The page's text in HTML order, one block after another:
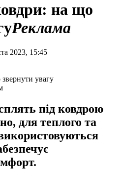
на що
Реклама
2023, 15:45
під ковдрою
для теплого та